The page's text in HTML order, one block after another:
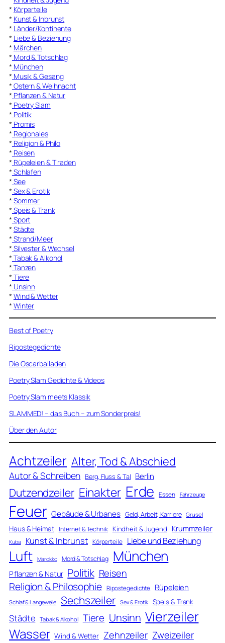
* Körperteile
* Kunst & Inbrunst
* Länder/Kontinente
* Liebe & Beziehung
* Märchen
* Mord & Totschlag
* München
* Musik & Gesang
* Ostern & Weihnacht
* Pflanzen & Natur
* Poetry Slam
* Politik
* Promis
* Regionales
* Religion & Philo
* Reisen
* Rüpeleien & Tiraden
* Schlafen
* See
* Sex & Erotik
* Sommer
* Speis & Trank
* Sport
* Städte
* Strand/Meer
* Silvester & Wechsel
* Tabak & Alkohol
* Tanzen
* Tiere
* Unsinn
* Wind & Wetter
* Winter
Best of Poetry
Ripostegedichte
Die Oscarballaden
Poetry Slam Gedichte & Videos
Poetry Slam meets Klassik
SLAMMED! – das Buch – zum Sonderpreis!
Über den Autor
Achtzeiler Alter, Tod & Abschied
Autor & Schreiben Berg, Fluss & Tal Berlin
Dutzendzeiler Einakter Erde Essen Fahrzeuge
Feuer Gebäude & Urbanes Geld, Arbeit, Karriere Grusel
Haus & Heimat Internet & Technik Kindheit & Jugend Krummzeiler
Kuba Kunst & Inbrunst Körperteile Liebe und Beziehung
Luft Marokko Mord & Totschlag München
Pflanzen & Natur Politik Reisen
Religion & Philosophie Ripostegedichte Rüpeleien
Schlaf & Langeweile Sechszeiler Sex & Erotik Speis & Trank
Städte Tabak & Alkohol Tiere Unsinn Vierzeiler
Wasser Wind & Wetter Zehnzeiler Zweizeiler